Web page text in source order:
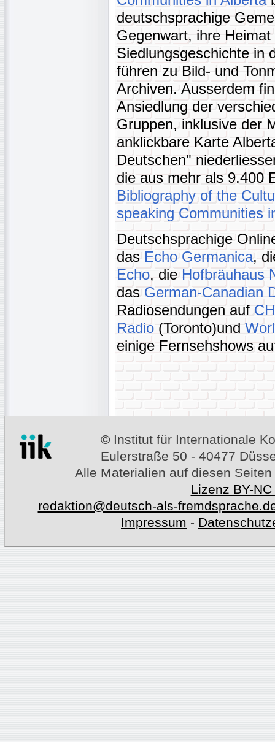
deutschsprachige
Gegenwart, ihre
Siedlungsgeschichte in
führen zu Bild- und
Archiven. Ausserdem
Ansiedlung der
Gruppen, inklusive der
anklickbare Karte
Deutschen"
die aus mehr als 9.400
Bibliography of the
speaking Communities
Deutschsprachige
das Echo Germanica,
Echo, die Hofbräuhaus
das German-Canadian
Radiosendungen auf
Radio (Toronto)und
einige Fernsehshows
© Institut für Internationale
Eulerstraße 50 - 40477
Alle Materialien auf diesen
Lizenz BY-
redaktion@deutsch-als-
Impressum -